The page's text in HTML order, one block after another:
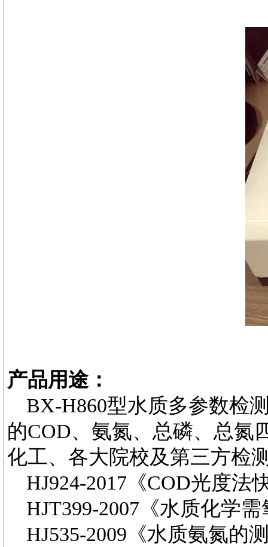
产品用途：
BX-H860型水质多参数检
的COD、氨氮、总磷、总氮
化工、各大院校及第三方检
HJ924-2017《COD光度
HJT399-2007《水质化学
HJ535-2009《水质氨氮的